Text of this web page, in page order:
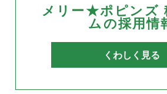
メリー★ポピンズ
ムの採用情
くわしく見る